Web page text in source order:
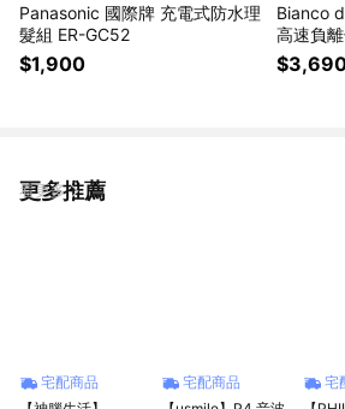
Panasonic 國際牌 充電式防水理
髮組 ER-GC52
$1,900
Bianco
高速負
HD121
更多推薦
看更多
宅配商品
宅配商品
宅